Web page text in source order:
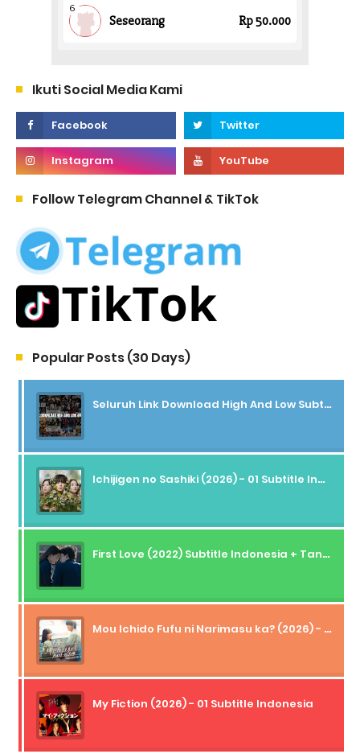
Ikuti Social Media Kami
Follow Telegram Channel & TikTok
Popular Posts (30 Days)
Seluruh Link Download High And Low Subtitle Indonesia
Ichijigen no Sashiki (2026) - 01 Subtitle Indonesia
First Love (2022) Subtitle Indonesia + Tanpa Iklan + Streaming + 1080p
Mou Ichido Fufu ni Narimasu ka? (2026) - 01 Subtitle Indonesia
My Fiction (2026) - 01 Subtitle Indonesia